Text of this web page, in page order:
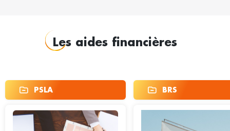
Les aides financières
PSLA BRS